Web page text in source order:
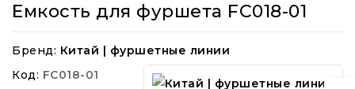
Емкость для фуршета FC018-01
Бренд: Китай | фуршетные линии
Код: FC018-01